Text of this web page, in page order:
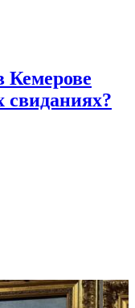
Кемерове